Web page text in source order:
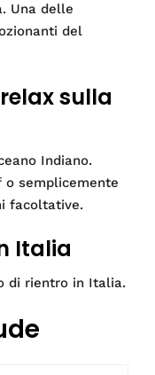
Una delle
del
sulla
Indiano.
o semplicemente
facoltative.
Italia
di rientro in Italia.